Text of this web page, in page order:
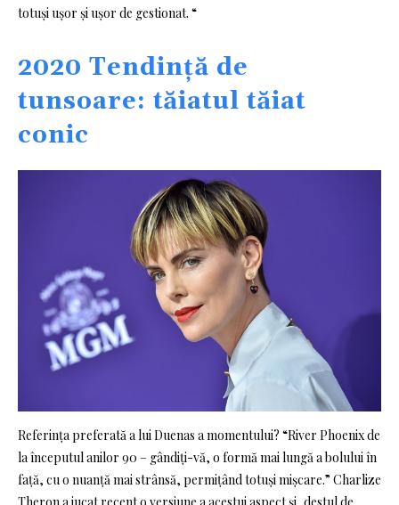
totuși ușor și ușor de gestionat. “
2020 Tendință de
tunsoare: tăiatul tăiat
conic
Referința preferată a lui Duenas a momentului? “River Phoenix de
la începutul anilor 90 – gândiți-vă, o formă mai lungă a bolului în
față, cu o nuanță mai strânsă, permițând totuși mișcare.” Charlize